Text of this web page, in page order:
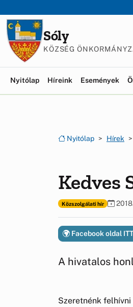
Sóly
KÖZSÉG
Nyitólap Híreink Események
Nyitólap Hírek
Kedves
Közszolgálati hír 2018.
Facebook oldal
A hivatalos
Szeretnénk